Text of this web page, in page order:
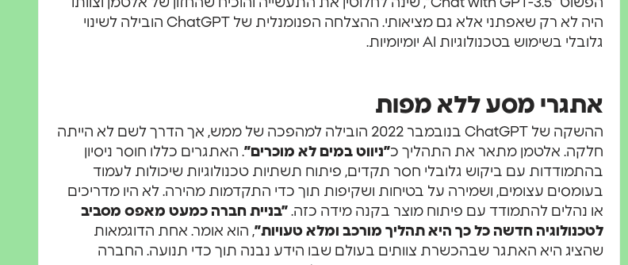
הפשוט “Chat with GPT-3.5”, שינה לחלוטין את התעשייה והוכיח שהחזון של אלטמן וצוותו
היה לא רק שאפתני אלא גם מציאותי. ההצלחה הפנומנלית של ChatGPT הובילה לשינוי
גלובלי בשימוש בטכנולוגיות AI יומיומיות.
אתגרי מסע ללא מפות
ההשקה של ChatGPT בנובמבר 2022 הובילה למהפכה של ממש, אך הדרך לשם לא הייתה
חלקה. אלטמן מתאר את התהליך כ”ניווט במים לא מוכרים”. האתגרים כללו חוסר ניסיון
בהתמודדות עם ביקוש גלובלי חסר תקדים, פיתוח תשתיות טכנולוגיות שיכולות לעמוד
בעומסים עצומים, ושמירה על בטיחות ושקיפות תוך כדי התקדמות מהירה. לא היו מדריכים
או נהלים להתמודד עם פיתוח מוצר בקנה מידה כזה. ”בניית חברה כמעט מאפס מסביב
לטכנולוגיה חדשה כל כך היא תהליך מורכב ומלא טעויות”, הוא אומר. אחת הדוגמאות
שהציג היא האתגר שבהכשרת צוותים בעולם שבו הידע נבנה תוך כדי תנועה. החברה